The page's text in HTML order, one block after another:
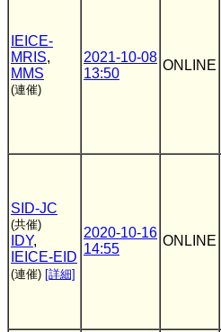
IEICE-
MRIS,
MMS
(連催)
2021-10-08
13:50
ONLINE
SID-JC
(共催)
IDY,
IEICE-EID
(連催) [詳細]
2020-10-16
14:55
ONLINE